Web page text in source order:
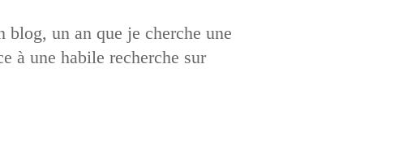
blog, un an que je cherche une
à une habile recherche sur